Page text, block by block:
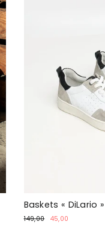
Baskets « DiLario »
Prix
149,00
Prix
45,00